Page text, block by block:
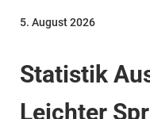
Statistik
Leichter
5. August 2026